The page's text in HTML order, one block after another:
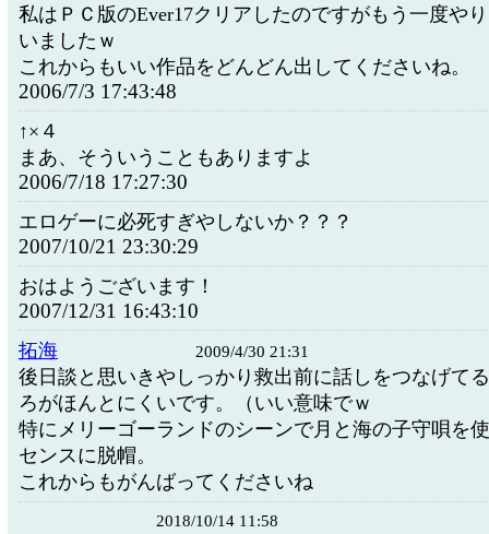
私はＰＣ版のEver17クリアしたのですがもう一度や
いましたｗ
これからもいい作品をどんどん出してくださいね。
2006/7/3 17:43:48
↑×４
まあ、そういうこともありますよ
2006/7/18 17:27:30
エロゲーに必死すぎやしないか？？？
2007/10/21 23:30:29
おはようございます！
2007/12/31 16:43:10
拓海 2009/4/30 21:31
後日談と思いきやしっかり救出前に話しをつなげて
ろがほんとにくいです。（いい意味でｗ
特にメリーゴーランドのシーンで月と海の子守唄を
センスに脱帽。
これからもがんばってくださいね
2018/10/14 11:58